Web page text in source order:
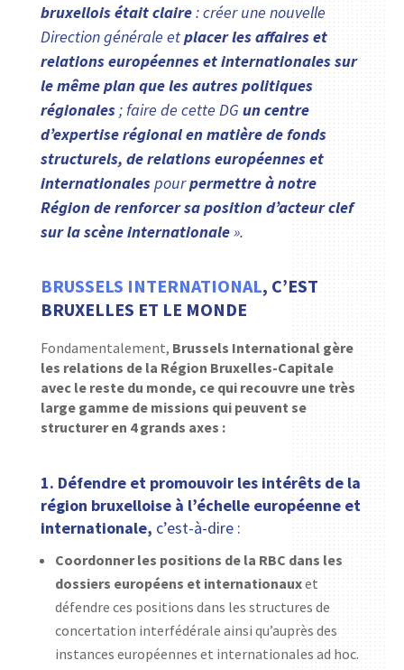
bruxellois était claire: créer une nouvelle
Direction générale etplacer les affaires et
relations européennes et internationales sur
le même plan que les autres politiques
régionales; faire de cette DG un centre
d’expertise régional en matière de fonds
structurels, de relations européennes et
internationalespourpermettre à notre
Région de renforcer sa position d’acteur clef
sur la scène internationale».
BRUSSELS INTERNATIONAL, C’EST
BRUXELLES ET LE MONDE
Fondamentalement, Brussels International gère
les relations de la Région Bruxelles-Capitale
avec le reste du monde, ce qui recouvre une très
large gamme de missions qui peuvent se
structurer en 4 grands axes :
1. Défendre et promouvoir les intérêts de la
région bruxelloise à l’échelle européenne et
internationale, c’est-à-dire :
Coordonner les positions de la RBC dans les
dossiers européens et internationauxet
défendre ces positions dans les structures de
concertation interfédérale ainsi qu’auprès des
instances européennes et internationales ad hoc.